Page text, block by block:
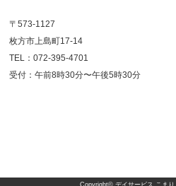
〒573-1127
枚方市上島町17-14
TEL：072-395-4701
受付：午前8時30分〜午後5時30分